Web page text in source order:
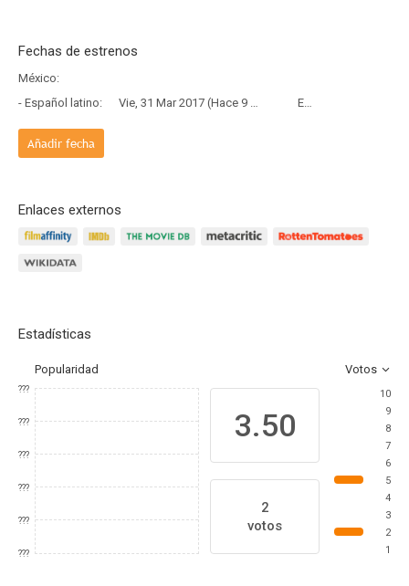
Fechas de estrenos
México:
- Español latino:
Vie, 31 Mar 2017 (Hace 9 años y 4 meses) Estreno
Añadir fecha
Enlaces externos
Estadísticas
Popularidad Votos
???
???
???
???
???
???
3.50
2
votos
10
9
8
7
6
5
4
3
2
1